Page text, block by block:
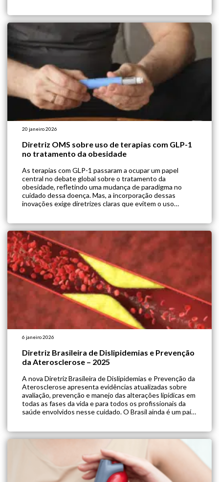
que vão além da restrição de espaço […]
20 janeiro 2026
Diretriz OMS sobre uso de terapias com GLP-1
no tratamento da obesidade
As terapias com GLP-1 passaram a ocupar um papel
central no debate global sobre o tratamento da
obesidade, refletindo uma mudança de paradigma no
cuidado dessa doença. Mas, a incorporação dessas
inovações exige diretrizes claras que evitem o uso
(OMS) […]
6 janeiro 2026
Diretriz Brasileira de Dislipidemias e Prevenção
da Aterosclerose – 2025
A nova Diretriz Brasileira de Dislipidemias e Prevenção da
Aterosclerose apresenta evidências atualizadas sobre
avaliação, prevenção e manejo das alterações lipídicas em
todas as fases da vida e para todos os profissionais da
saúde envolvidos nesse cuidado. O Brasil ainda é um país